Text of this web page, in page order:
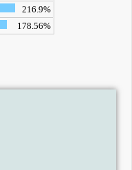
216.9%
178.56%